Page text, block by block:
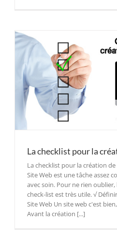
La checklist pour la
La checklist pour la création
Site Web est une tâche assez
avec soin. Pour ne rien oublier,
check-list est très utile. √
Site Web Un site web c'est
Avant la création [...]